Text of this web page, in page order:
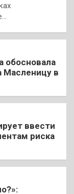
обосновала
Масленицу в
ввести
риска